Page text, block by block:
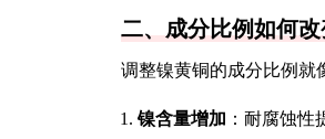
二、成分比例如何
调整镍黄铜的成分比例就
镍含量增加 ：耐腐蚀